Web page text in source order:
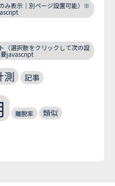
み表示｜別ページ設置可能）※
（選択肢をクリックして次の設
javascript
測 記事
離脱率 類似